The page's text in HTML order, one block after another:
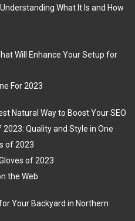
What It Is and How
Will Enhance Your Setup for
For 2023
Natural Way to Boost Your SEO
Quality and Style in One
of 2023
of 2023
the Web
Your Backyard in Northern